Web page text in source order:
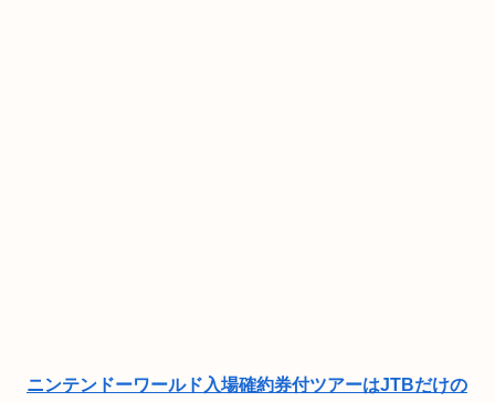
ニンテンドーワールド入場確約券付ツアーはJTBだけの